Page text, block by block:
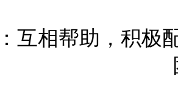
互相帮助，积极